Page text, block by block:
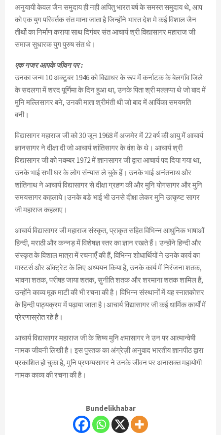
अनुयायी केवल जैन समुदाय ही नही अपितु भारत बर्ष के समस्त समुदाय थे, आप
को एक युग परिवर्तक संत माना जाता है जिन्होंने भारत देश मे कई विशाल जैन
तीर्थो का निर्माण कराया साथ दिगंबर संत आचार्य श्री विद्यासागर महाराज जी
समाज सुधारक युग पुरुष संत थे।
एक नजर आपके जीवन पर :
उनका जन्म 10 अक्टूबर 1946 को विद्याधर के रूप में कर्नाटक के बेलगाँव जिले
के सदलगा में शरद पूर्णिमा के दिन हुआ था, उनके पिता श्री मल्लप्पा थे जो बाद में
मुनि मल्लिसागर बने, उनकी माता श्रीमंती थी जो बाद में आर्यिका समयमति
बनी।
विद्यासागर महाराज जी को 30 जून 1968 में अजमेर में 22 वर्ष की आयु में आचार्य
ज्ञानसागर ने दीक्षा दी जो आचार्य शांतिसागर के वंश के थे। आचार्य श्री
विद्यासागर जी को नवम्बर 1972 में ज्ञानसागर जी द्वारा आचार्य पद दिया गया था,
उनके भाई सभी घर के लोग संन्यास ले चुके हैं। उनके भाई अनंतनाथ और
शांतिनाथ ने आचार्य विद्यासागर से दीक्षा ग्रहण की और मुनि योगसागर और मुनि
समयसागर कहलाये।उनके बङे भाई भी उनसे दीक्षा लेकर मुनि उत्कृष्ट सागर
जी महाराज कहलाए।
आचार्य विद्यासागर जी महाराज संस्कृत, प्राकृत सहित विभिन्न आधुनिक भाषाओं
हिन्दी, मराठी और कन्नड़ में विशेषज्ञ स्तर का ज्ञान रखते हैं। उन्होंने हिन्दी और
संस्कृत के विशाल मात्रा में रचनाएँ की हैं, विभिन्न शोधार्थियों ने उनके कार्य का
मास्टर्स और डॉक्ट्रेट के लिए अध्ययन किया है, उनके कार्य में निरंजना शतक,
भावना शतक, परीषह जाया शतक, सुनीति शतक और शरमाना शतक शामिल हैं,
उन्होंने काव्य मूक माटी की भी रचना की है। विभिन्न संस्थानों में यह स्नातकोत्तर
के हिन्दी पाठ्यक्रम में पढ़ाया जाता है।आचार्य विद्यासागर जी कई धार्मिक कार्यों में
प्रेरणास्रोत रहे हैं।
आचार्य विद्यासागर महाराज जी के शिष्य मुनि क्षमासागर ने उन पर आत्मान्वेषी
नामक जीवनी लिखी है। इस पुस्तक का अंग्रेज़ी अनुवाद भारतीय ज्ञानपीठ द्वारा
प्रकाशित हो चुका है, मुनि प्रणम्यसागर ने उनके जीवन पर अनासक्त महायोगी
नामक काव्य की रचना की है।
Bundelikhabar